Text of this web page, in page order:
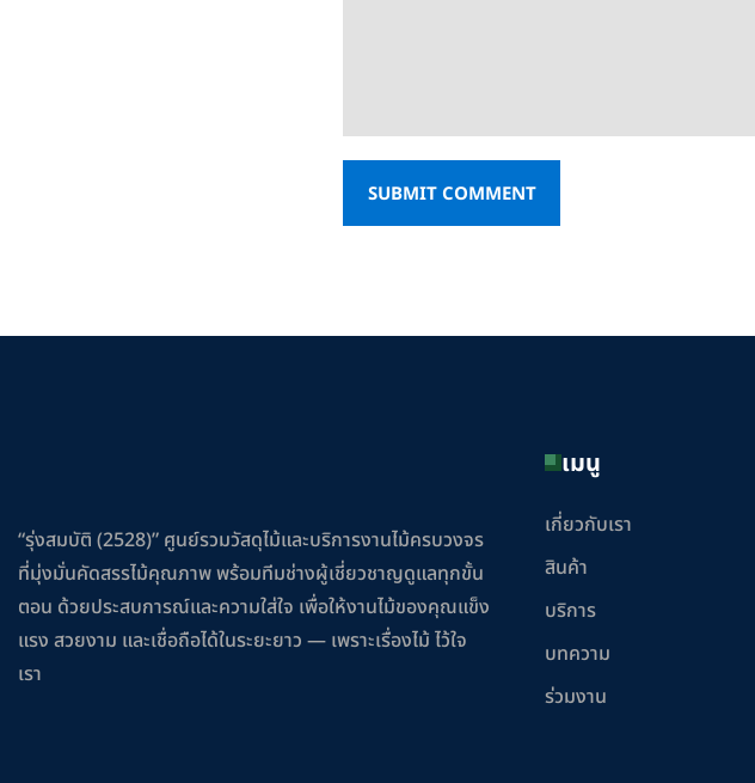
SUBMIT COMMENT
“รุ่งสมบัติ (2528)” ศูนย์รวมวัสดุไม้และบริการงานไม้ครบวงจร
ที่มุ่งมั่นคัดสรรไม้คุณภาพ พร้อมทีมช่างผู้เชี่ยวชาญดูแลทุกขั้น
ตอน ด้วยประสบการณ์และความใส่ใจ เพื่อให้งานไม้ของคุณแข็ง
แรง สวยงาม และเชื่อถือได้ในระยะยาว — เพราะเรื่องไม้ ไว้ใจ
เรา
เมนู
เกี่ยวกับเรา
สินค้า
บริการ
บทความ
ร่วมงาน